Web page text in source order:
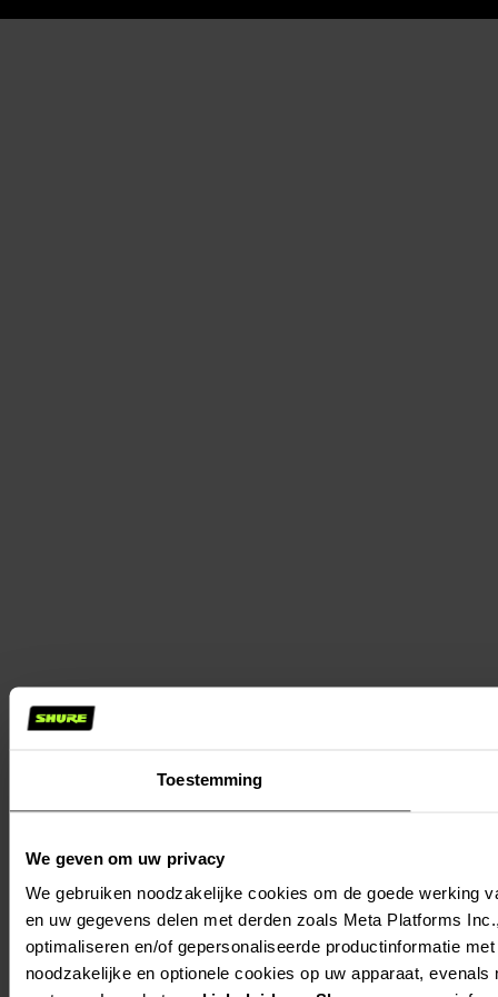
Toestemming
We geven om uw privacy
We gebruiken noodzakelijke cookies om de goede werking
en uw gegevens delen met derden zoals Meta Platforms
optimaliseren en/of gepersonaliseerde productinformatie
noodzakelijke en optionele cookies op uw apparaat,